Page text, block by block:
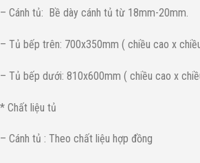
– Cánh tủ: Bề dày cánh tủ từ 18mm-20mm.
– Tủ bếp trên: 700x350mm ( chiều cao x
– Tủ bếp dưới: 810x600mm ( chiều cao x
* Chất liệu tủ
– Cánh tủ : Theo chất liệu hợp đồng